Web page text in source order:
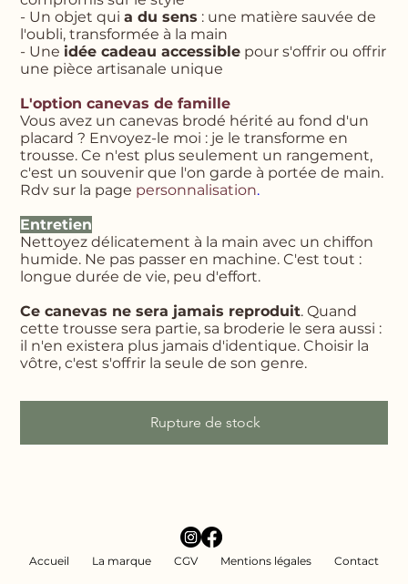
- Un objet quia du sens : une matière sauvée de
l'oubli, transformée à la main
- Une idée cadeau accessible pour s'offrir ou offrir
une pièce artisanale unique
L'option canevas de famille
Vous avez un canevas brodé hérité au fond d'un
placard ? Envoyez-le moi : je le transforme en
trousse. Ce n'est plus seulement un rangement,
c'est un souvenir que l'on garde à portée de main.
Rdv sur la page personnalisation.
Entretien
Nettoyez délicatement à la main avec un chiffon
humide. Ne pas passer en machine. C'est tout :
longue durée de vie, peu d'effort.
Ce canevas ne sera jamais reproduit. Quand
cette trousse sera partie, sa broderie le sera aussi :
il n'en existera plus jamais d'identique. Choisir la
vôtre, c'est s'offrir la seule de son genre.
Rupture de stock
Accueil La marque CGV Mentions légales Contact